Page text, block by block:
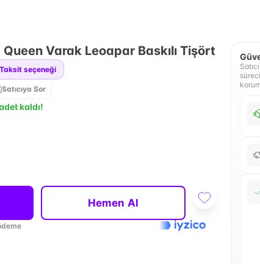
Queen Varak Leoapar Baskılı Tişört
seçeneği
Satıcıya Sor
kaldı!
Hemen Al